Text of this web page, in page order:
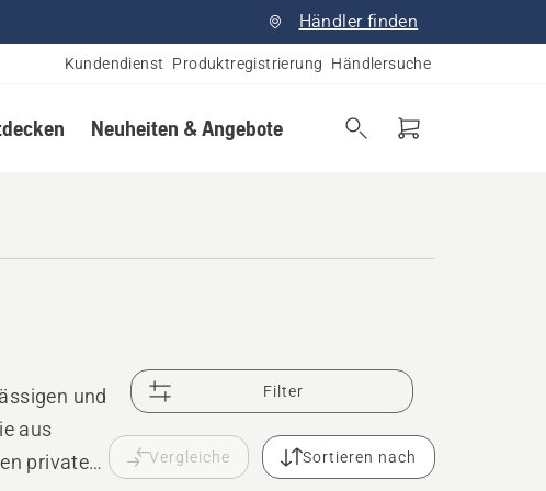
Händler finden
Kundendienst Produktregistrierung Händlersuche
Neuheiten & Angebote
und
aus
privaten
Filter
Vergleiche Sortieren nach